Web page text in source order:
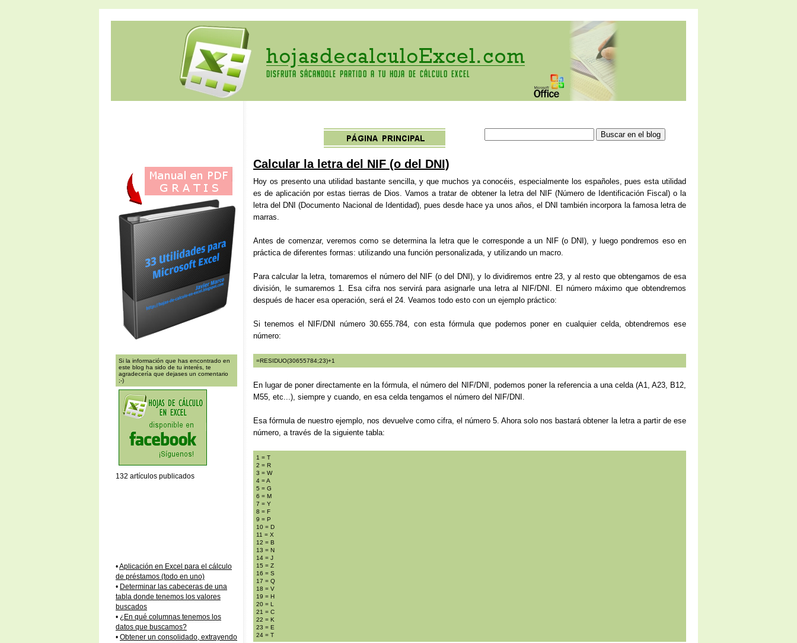
Calcular la letra del NIF (o del DNI)
Hoy os presento una utilidad bastante sencilla, y que muchos ya conocéis, especialmente los españoles, pues esta utilidad
es de aplicación por estas tierras de Dios. Vamos a tratar de obtener la letra del NIF (Número de Identificación Fiscal) o la
letra del DNI (Documento Nacional de Identidad), pues desde hace ya unos años, el DNI también incorpora la famosa letra de
marras.
Antes de comenzar, veremos como se determina la letra que le corresponde a un NIF (o DNI), y luego pondremos eso en
práctica de diferentes formas: utilizando una función personalizada, y utilizando un macro.
Para calcular la letra, tomaremos el número del NIF (o del DNI), y lo dividiremos entre 23, y al resto que obtengamos de esa
división, le sumaremos 1. Esa cifra nos servirá para asignarle una letra al NIF/DNI. El número máximo que obtendremos
después de hacer esa operación, será el 24. Veamos todo esto con un ejemplo práctico:
Si tenemos el NIF/DNI número 30.655.784, con esta fórmula que podemos poner en cualquier celda, obtendremos ese
número:
=RESIDUO(30655784;23)+1
En lugar de poner directamente en la fórmula, el número del NIF/DNI, podemos poner la referencia a una celda (A1, A23, B12,
M55, etc...), siempre y cuando, en esa celda tengamos el número del NIF/DNI.
Esa fórmula de nuestro ejemplo, nos devuelve como cifra, el número 5. Ahora solo nos bastará obtener la letra a partir de ese
número, a través de la siguiente tabla:
1 = T
2 = R
3 = W
4 = A
5 = G
6 = M
7 = Y
8 = F
9 = P
10 = D
11 = X
12 = B
13 = N
14 = J
15 = Z
16 = S
17 = Q
18 = V
19 = H
20 = L
21 = C
22 = K
23 = E
24 = T
Si la información que has encontrado en
este blog ha sido de tu interés, te
agradecería que dejases un comentario
;-)
132 artículos publicados
•Aplicación en Excel para el cálculo
de préstamos (todo en uno)
• Determinar las cabeceras de una
tabla donde tenemos los valores
buscados
• ¿En qué columnas tenemos los
datos que buscamos?
• Obtener un consolidado, extrayendo